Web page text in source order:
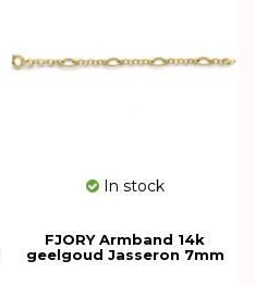
In stock
FJORY Armband 14k
geelgoud Jasseron 7mm